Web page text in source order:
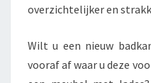
overzichtelijker en
Wilt u een nieuw
vooraf af waar u deze